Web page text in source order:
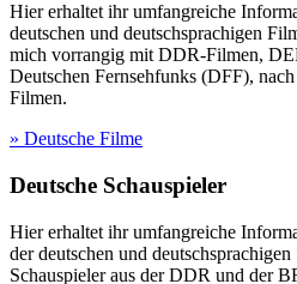
Hier erhaltet ihr umfangreiche
deutschen und deutschsprachigen
mich vorrangig mit DDR-Filmen,
Deutschen Fernsehfunks (DFF),
Filmen.
» Deutsche Filme
Deutsche Schauspieler
Hier erhaltet ihr umfangreiche
der deutschen und
Schauspieler aus der DDR und der